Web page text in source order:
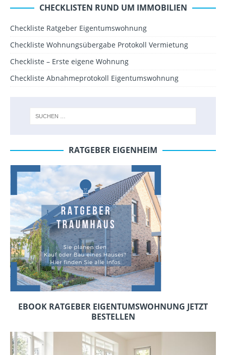
CHECKLISTEN RUND UM IMMOBILIEN
Checkliste Ratgeber Eigentumswohnung
Checkliste Wohnungsübergabe Protokoll Vermietung
Checkliste – Erste eigene Wohnung
Checkliste Abnahmeprotokoll Eigentumswohnung
RATGEBER EIGENHEIM
EBOOK RATGEBER EIGENTUMSWOHNUNG JETZT
BESTELLEN